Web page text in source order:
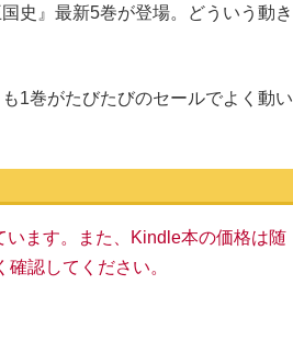
史』最新5巻が登場。どういう動き
1巻がたびたびのセールでよく動い
ます。また、Kindle本の価格は随
認してください。